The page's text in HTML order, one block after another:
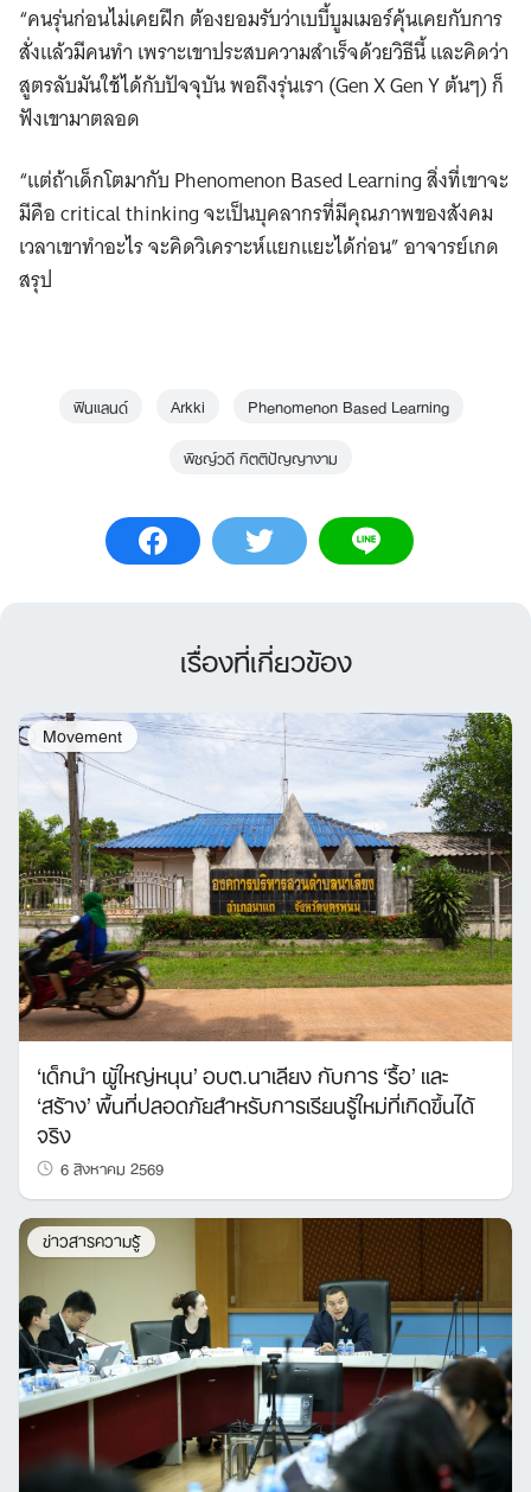
“คนรุ่นก่อนไม่เคยฝึก ต้องยอมรับว่าเบบี้บูมเมอร์คุ้นเคยกับการ
สั่งแล้วมีคนทำ เพราะเขาประสบความสำเร็จด้วยวิธีนี้ และคิดว่า
สูตรลับมันใช้ได้กับปัจจุบัน พอถึงรุ่นเรา (Gen X Gen Y ต้นๆ) ก็
ฟังเขามาตลอด
“แต่ถ้าเด็กโตมากับ Phenomenon Based Learningสิ่งที่เขาจะ
มีคือ critical thinking จะเป็นบุคลากรที่มีคุณภาพของสังคม
เวลาเขาทำอะไร จะคิดวิเคราะห์แยกแยะได้ก่อน” อาจารย์เกด
สรุป
ฟินแลนด์ Arkki
Phenomenon Based Learning
พิชญ์วดี กิตติปัญญางาม
เรื่องที่เกี่ยวข้อง
Movement
‘เด็กนำ ผู้ใหญ่หนุน’ อบต.นาเลียง กับการ ‘รื้อ’ และ
‘สร้าง’ พื้นที่ปลอดภัยสำหรับการเรียนรู้ใหม่ที่เกิดขึ้นได้
จริง
6 สิงหาคม 2569
ข่าวสารความรู้